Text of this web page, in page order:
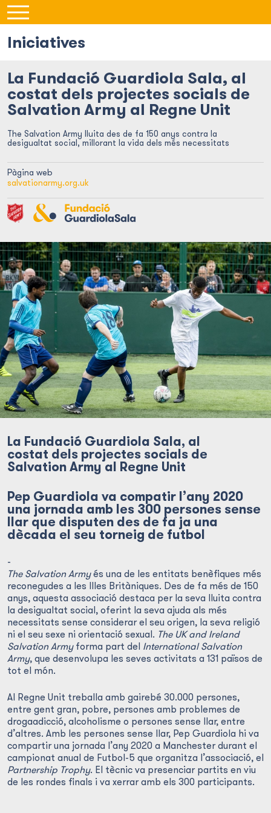
Iniciatives
La Fundació Guardiola Sala, al
costat dels projectes socials de
Salvation Army al Regne Unit
The Salvation Army lluita des de fa 150 anys contra la
desigualtat social, millorant la vida dels més necessitats
Pàgina web
salvationarmy.org.uk
La Fundació Guardiola Sala, al
costat dels projectes socials de
Salvation Army al Regne Unit
Pep Guardiola va compatir l’any 2020
una jornada amb les 300 persones sense
llar que disputen des de fa ja una
dècada el seu torneig de futbol
-
The Salvation Armyés una de les entitats benèfiques més
reconegudes a les Illes Britàniques. Des de fa més de 150
anys, aquesta associació destaca per la seva lluita contra
la desigualtat social, oferint la seva ajuda als més
necessitats sense considerar el seu origen, la seva religió
ni el seu sexe ni orientació sexual. The UK and Ireland
Salvation Armyforma part del International Salvation
Army, que desenvolupa les seves activitats a 131 països de
tot el món.
Al Regne Unit treballa amb gairebé 30.000 persones,
entre gent gran, pobre, persones amb problemes de
drogaadicció, alcoholisme o persones sense llar, entre
d’altres. Amb les persones sense llar, Pep Guardiola hi va
compartir una jornada l’any 2020 a Manchester durant el
campionat anual de Futbol-5 que organitza l’associació, el
Partnership Trophy. El tècnic va presenciar partits en viu
de les rondes finals i va xerrar amb els 300 participants.